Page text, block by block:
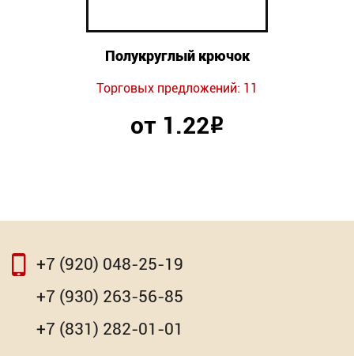
Полукруглый крючок
Торговых предложений: 11
от 1.22Р
+7 (920) 048-25-19
+7 (930) 263-56-85
+7 (831) 282-01-01